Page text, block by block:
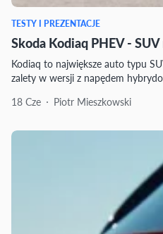
TESTY I PREZENTACJE
Skoda Kodiaq PHEV -
Kodiaq to największe auto typu
zalety w wersji z napędem
18 Cze
Piotr Mieszkowski